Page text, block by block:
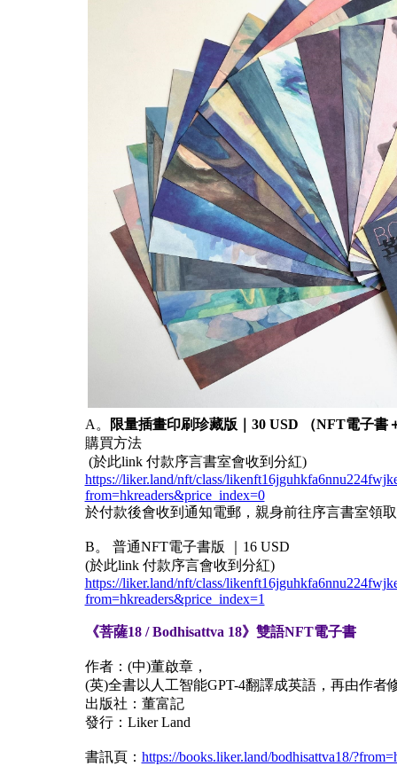
A。
限量插畫印刷珍藏版｜30 USD （NFT電子書
購買方法
(於此link 付款序言書室會收到分紅)
https://liker.land/nft/class/
from=hkreaders&price_index=0
於付款後會收到通知電郵，親身前往序言書室領
B。 普通NFT電子書版 ｜16 USD
(於此link 付款序言會收到分紅)
https://liker.land/nft/class/
from=hkreaders&price_index=1
《菩薩18 / Bodhisattva 18》雙語NFT電子書
作者：(中)董啟章，
(英)全書以人工智能GPT-4翻譯成英語，再由作者
出版社：董富記
發行：Liker Land
書訊頁： https://books.liker.land/bodhisattva18/